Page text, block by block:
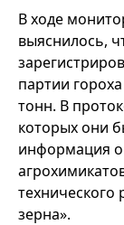
В ходе
выяснилось,
партии
тонн. В
которых они
информация
технического
зерна».